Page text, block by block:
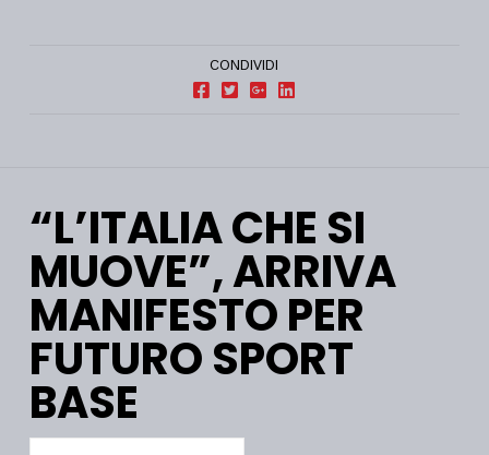
CONDIVIDI
“L’ITALIA CHE SI
MUOVE”, ARRIVA
MANIFESTO PER
FUTURO SPORT
BASE